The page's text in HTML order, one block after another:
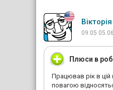
09:05
Плюси в
Працював рік в цій
повагою